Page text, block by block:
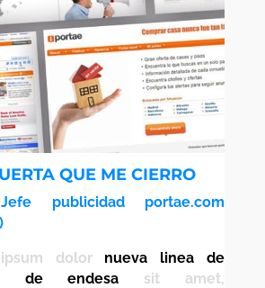
QUE ME CIERRO
publicidad portae.com
dolor
nueva linea de
de endesa
sit amet,